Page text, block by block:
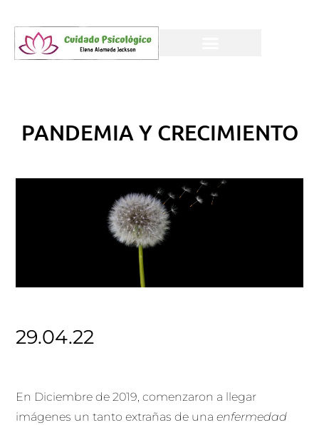
PANDEMIA Y CRECIMIENTO
29.04.22
En Diciembre de 2019, comenzaron a llegar
imágenes un tanto extrañas de unaenfermedad